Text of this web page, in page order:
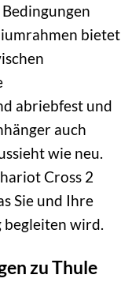
bietet
abriebfest und
auch
wie neu.
Cross 2
Sie und Ihre
begleiten wird.
zu Thule